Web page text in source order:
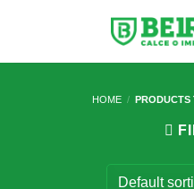
HOME / PRODUCTS